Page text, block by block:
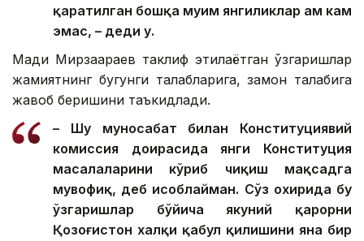
қаратилган бошқа муҳим янгиликлар ҳам кам
эмас, – деди у.
Мади Мирзағараев таклиф этилаётган ўзгаришлар
жамиятнинг бугунги талабларига, замон талабига
жавоб беришини таъкидлади.
– Шу муносабат билан Конституциявий
комиссия доирасида янги Конституция
масалаларини кўриб чиқиш мақсадга
мувофиқ, деб ҳисоблайман. Сўз охирида бу
ўзгаришлар бўйича якуний қарорни
Қозоғистон халқи қабул қилишини яна бир